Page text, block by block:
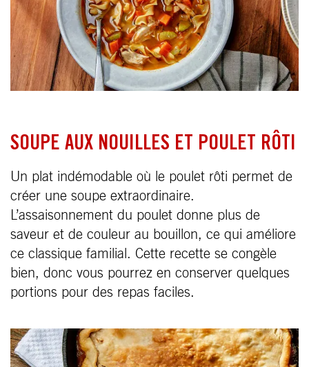
SOUPE AUX NOUILLES ET POULET RÔTI
Un plat indémodable où le poulet rôti permet de
créer une soupe extraordinaire.
L’assaisonnement du poulet donne plus de
saveur et de couleur au bouillon, ce qui améliore
ce classique familial. Cette recette se congèle
bien, donc vous pourrez en conserver quelques
portions pour des repas faciles.